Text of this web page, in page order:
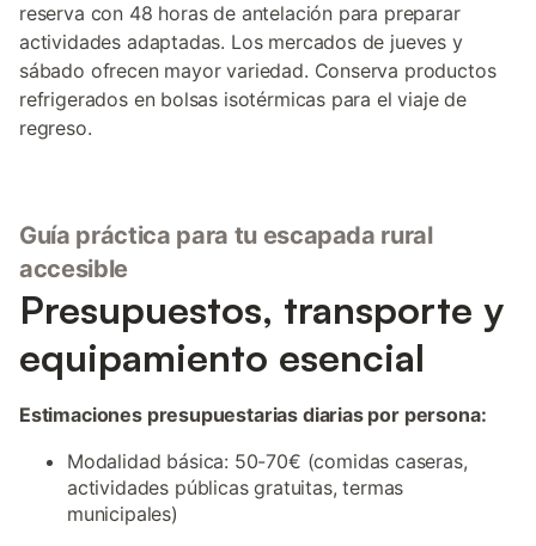
reserva con 48 horas de antelación para preparar
actividades adaptadas. Los mercados de jueves y
sábado ofrecen mayor variedad. Conserva productos
refrigerados en bolsas isotérmicas para el viaje de
regreso.
Guía práctica para tu escapada rural
accesible
Presupuestos, transporte y
equipamiento esencial
Estimaciones presupuestarias diarias por persona:
Modalidad básica: 50-70€ (comidas caseras,
actividades públicas gratuitas, termas
municipales)